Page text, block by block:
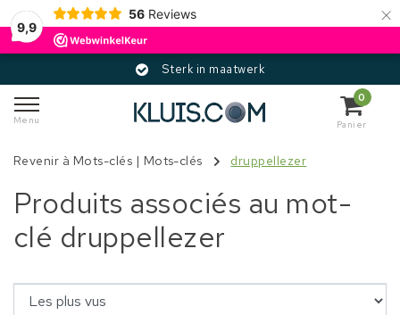
9,9
56 Reviews ×
Sterk in maatwerk
Menu
0
Panier
Revenir à Mots-clés | Mots-clés druppellezer
Produits associés au mot-
clé druppellezer